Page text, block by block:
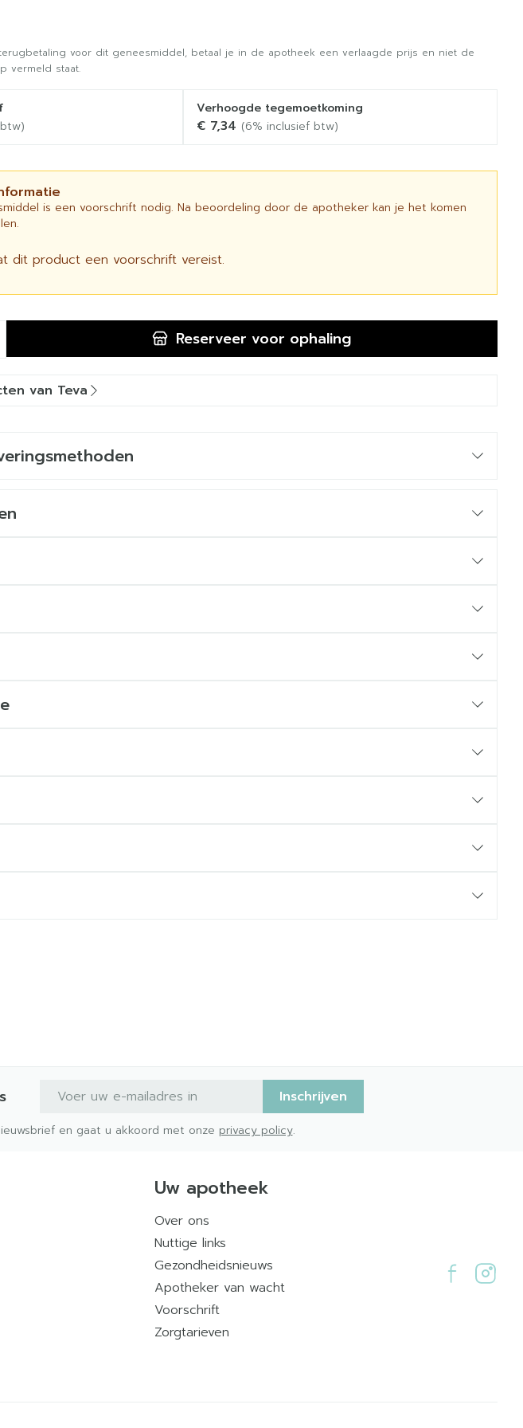
voor dit geneesmiddel, betaal je in de apotheek een verlaagde prijs en niet de
vermeld staat.
Verhoogde tegemoetkoming
€ 7,34 (6% inclusief btw)
is een voorschrift nodig. Na beoordeling door de apotheker kan je het komen
dit product een voorschrift vereist.
Reserveer voor ophaling
van Teva
E-mail adres Inschrijven
en gaat u akkoord met onze privacy policy.
Uw apotheek
Over ons
Nuttige links
Gezondheidsnieuws
Apotheker van wacht
Voorschrift
Zorgtarieven